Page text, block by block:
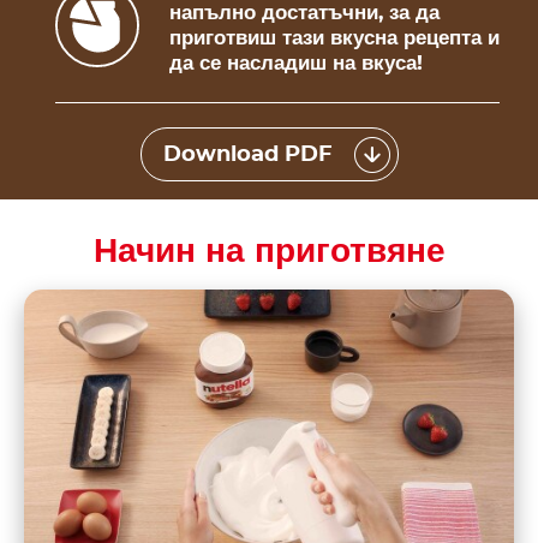
напълно достатъчни, за да
приготвиш тази вкусна рецепта и
да се насладиш на вкуса!
Download PDF
Начин на приготвяне